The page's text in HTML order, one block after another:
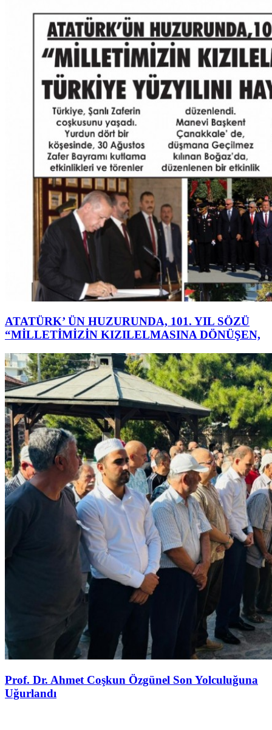
ATATÜRK’ ÜN HUZURUNDA, 101. YIL SÖZÜ
“MİLLETİMİZİN KIZILELMASINA DÖNÜŞEN,
Prof. Dr. Ahmet Coşkun Özgünel Son Yolculuğuna
Uğurlandı